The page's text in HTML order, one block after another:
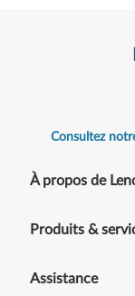
Consultez
À propos de
Produits &
Assistance